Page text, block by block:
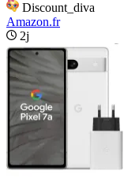
Discount_diva
Amazon.fr
2j